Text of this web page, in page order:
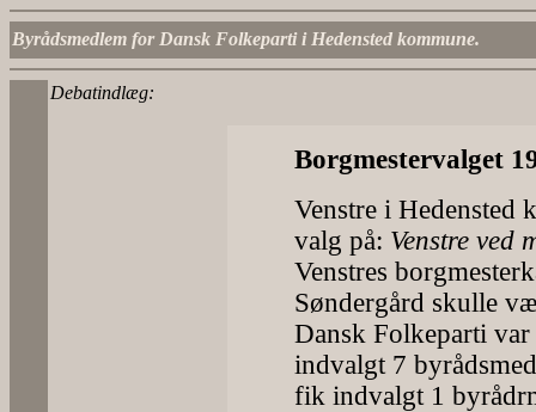
Byrådsmedlem for Dansk Folkeparti i Hedensted kommune.
Debatindlæg:
Borgmestervalget
Venstre i Hedensted
valg på: Venstre ved
Venstres
Søndergård skulle
Dansk Folkeparti
indvalgt 7
fik indvalgt 1